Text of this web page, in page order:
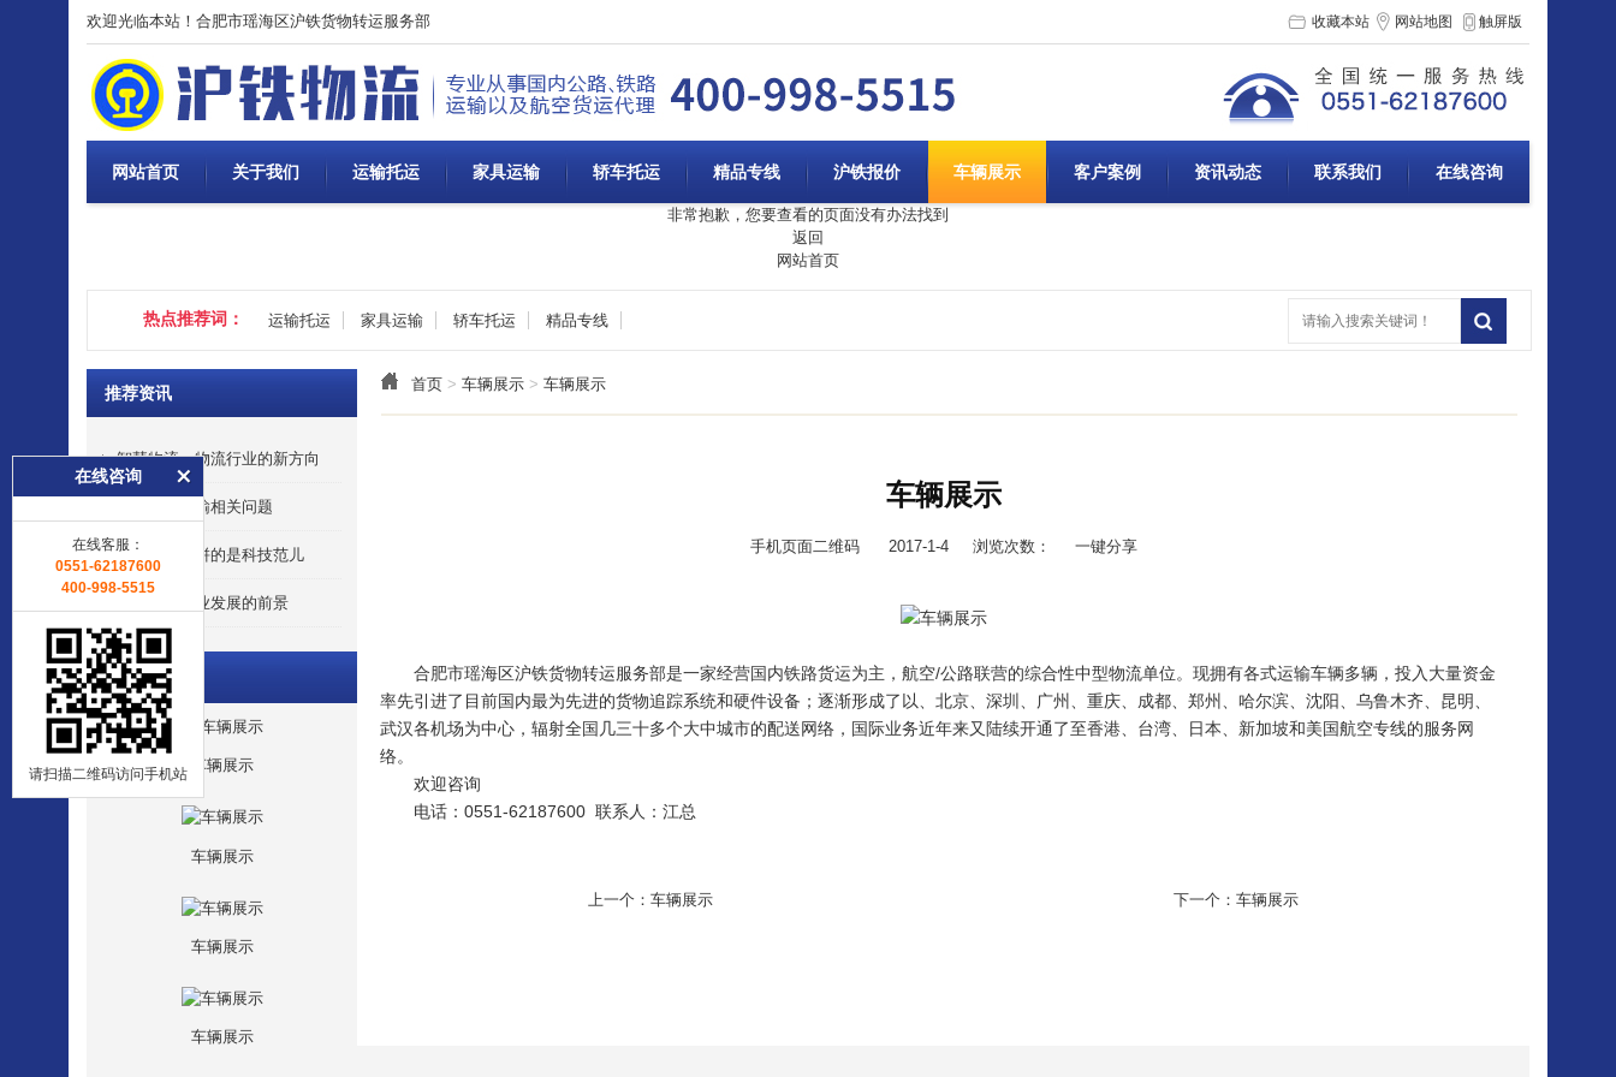
欢迎光临本站！合肥市瑶海区沪铁货物转运服务部 收藏本站 网站地图 触屏版
网站首页 关于我们 运输托运 家具运输 轿车托运 精品专线 沪铁报价 车辆展示 客户案例 资讯动态 联系我们 在线咨询
非常抱歉，您要查看的页面没有办法找到
返回
网站首页
热点推荐词： 运输托运 家具运输 轿车托运 精品专线
首页 > 车辆展示 > 车辆展示
推荐资讯
智慧物流：物流行业的新方向
大型电机运输相关问题
未来物流，拼的是科技范儿
中国物流产业发展的前景
推荐产品
车辆展示
车辆展示
车辆展示
车辆展示
车辆展示
手机页面二维码 2017-1-4 浏览次数： 一键分享
合肥市瑶海区沪铁货物转运服务部是一家经营国内铁路货运为主，航空/公路联营的综合性中型物流单位。现拥有各式运输车辆多辆，投入大量资金
率先引进了目前国内最为先进的货物追踪系统和硬件设备；逐渐形成了以、北京、深圳、广州、重庆、成都、郑州、哈尔滨、沈阳、乌鲁木齐、昆明、
武汉各机场为中心，辐射全国几三十多个大中城市的配送网络，国际业务近年来又陆续开通了至香港、台湾、日本、新加坡和美国航空专线的服务网
络。
欢迎咨询
电话：0551-62187600 联系人：江总
上一个： 车辆展示 下一个：车辆展示
在线咨询
在线客服：
0551-62187600
400-998-5515
请扫描二维码访问手机站